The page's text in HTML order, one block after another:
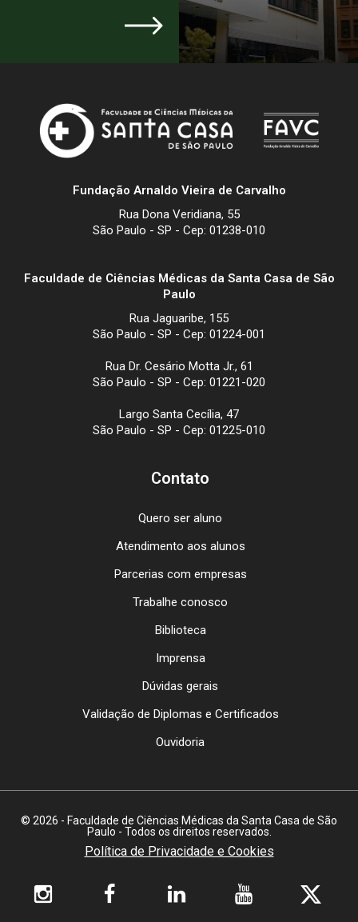
Fundação Arnaldo Vieira de Carvalho
Rua Dona Veridiana, 55
São Paulo - SP - Cep: 01238-010
Faculdade de Ciências Médicas da Santa Casa de São
Paulo
Rua Jaguaribe, 155
São Paulo - SP - Cep: 01224-001
Rua Dr. Cesário Motta Jr., 61
São Paulo - SP - Cep: 01221-020
Largo Santa Cecília, 47
São Paulo - SP - Cep: 01225-010
Contato
Quero ser aluno
Atendimento aos alunos
Parcerias com empresas
Trabalhe conosco
Biblioteca
Imprensa
Dúvidas gerais
Validação de Diplomas e Certificados
Ouvidoria
© 2026 - Faculdade de Ciências Médicas da Santa Casa de São
Paulo - Todos os direitos reservados.
Política de Privacidade e Cookies